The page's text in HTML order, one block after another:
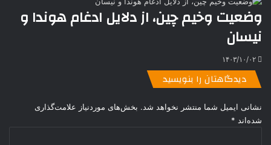
وضعیت وخیم چین، از دلایل ادغام هوندا و
نیسان
۱۴۰۳/۱۰/۰۲
دیدگاهتان را بنویسید
نشانی ایمیل شما منتشر نخواهد شد. بخش‌های موردنیاز علامت‌گذاری
شده‌اند *